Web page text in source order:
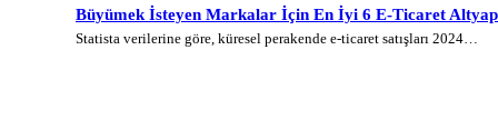
Büyümek İsteyen Markalar İçin En İyi 6 E-Ticaret
Statista verilerine göre, küresel perakende e-ticaret satışları 2024…